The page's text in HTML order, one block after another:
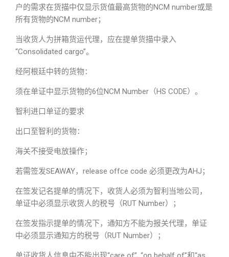
户的需求在货描中仅显示货值最高货物的NCM number或是
所有货物的NCM number；
当收货人为拼箱货运代理，应在提单货描中录入
“Consolidated cargo”。
经阿根廷中转的货物：
须在单证中显示货物的6位NCM Number（HS CODE）。
智利进口单证的要求
出口至智利的货物：
海关不接受电放操作；
若需签发SEAWAY，release offce code 必须更改为AHJ；
在签发记名提单的情况下，收货人必须为智利当地公司，
单证中必须显示收货人的税号（RUT Number）；
在签发指示提单的情况下，通知方不能为报关代理，单证
中必须显示通知方的税号（RUT Number）；